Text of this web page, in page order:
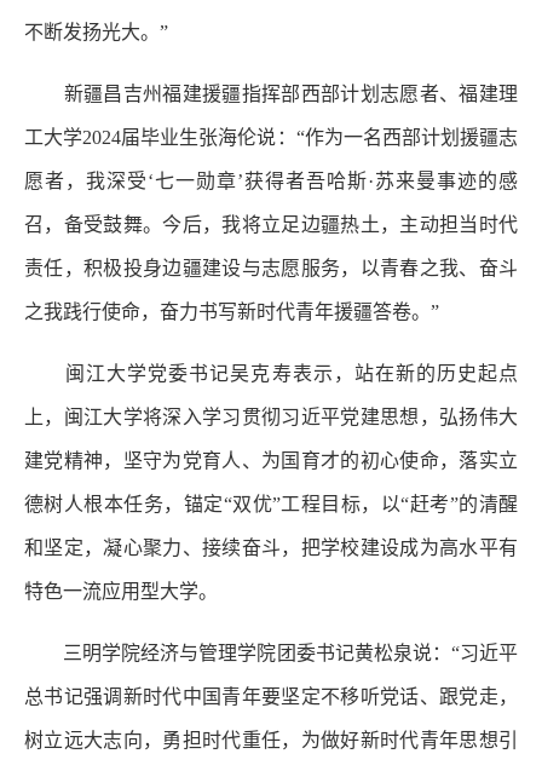
不断发扬光大。”
新疆昌吉州福建援疆指挥部西部计划志愿者、福建理
工大学2024届毕业生张海伦说：“作为一名西部计划援疆志
愿者，我深受‘七一勋章’获得者吾哈斯·苏来曼事迹的感
召，备受鼓舞。今后，我将立足边疆热土，主动担当时代
责任，积极投身边疆建设与志愿服务，以青春之我、奋斗
之我践行使命，奋力书写新时代青年援疆答卷。”
闽江大学党委书记吴克寿表示，站在新的历史起点
上，闽江大学将深入学习贯彻习近平党建思想，弘扬伟大
建党精神，坚守为党育人、为国育才的初心使命，落实立
德树人根本任务，锚定“双优”工程目标，以“赶考”的清醒
和坚定，凝心聚力、接续奋斗，把学校建设成为高水平有
特色一流应用型大学。
三明学院经济与管理学院团委书记黄松泉说：“习近平
总书记强调新时代中国青年要坚定不移听党话、跟党走，
树立远大志向，勇担时代重任，为做好新时代青年思想引